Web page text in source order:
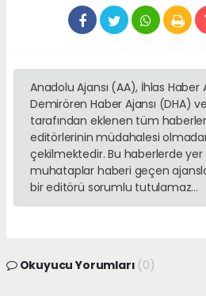
Anadolu Ajansı (AA), İhlas Haber
Demirören Haber Ajansı (DHA)
tarafından eklenen tüm
editörlerinin müdahalesi
çekilmektedir. Bu haberlerde yer
muhataplar haberi geçen
bir editörü sorumlu tutulamaz...
Okuyucu Yorumları (0)